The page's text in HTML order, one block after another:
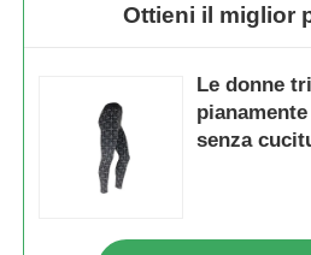
Ottieni il miglior
Le donne
senza